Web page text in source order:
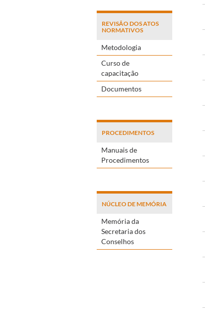
REVISÃO DOS ATOS
NORMATIVOS
Metodologia
Curso de
capacitação
Documentos
PROCEDIMENTOS
Manuais de
Procedimentos
NÚCLEO DE MEMÓRIA
Memória da
Secretaria dos
Conselhos